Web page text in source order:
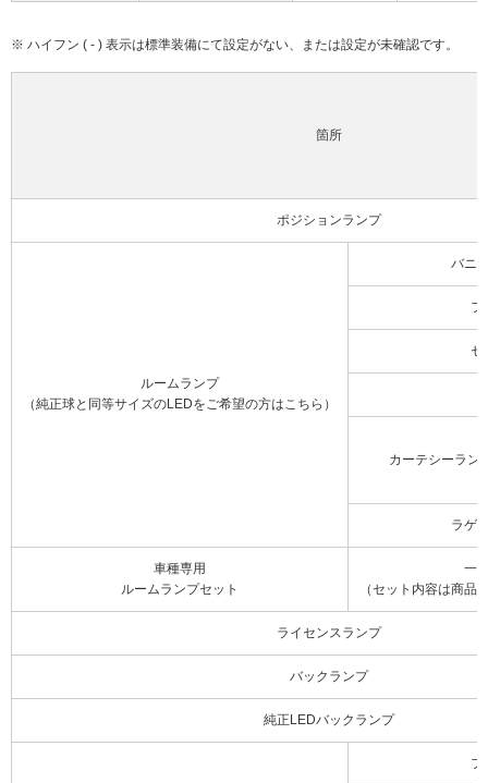
※ ハイフン ( - ) 表示は標準装備にて設定がない、または設定が未確認です。
箇所
ポジションランプ
ルームランプ
（純正球と同等サイズのLEDをご希望の方はこちら）
バニ
フ
セ
カーテシーラン
ラゲ
車種専用
ルームランプセット
一
（セット内容は商品
ライセンスランプ
バックランプ
純正LEDバックランプ
フ